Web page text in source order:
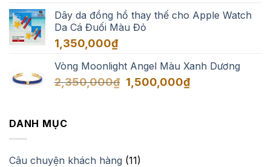
Dây da đồng hồ thay thế cho Apple Watch
Da Cá Đuối Màu Đỏ
1,350,000₫
Vòng Moonlight Angel Màu Xanh Dương
2,350,000₫ Giá
1,500,000₫Giá
DANH MỤC
Câu chuyện khách hàng (11)